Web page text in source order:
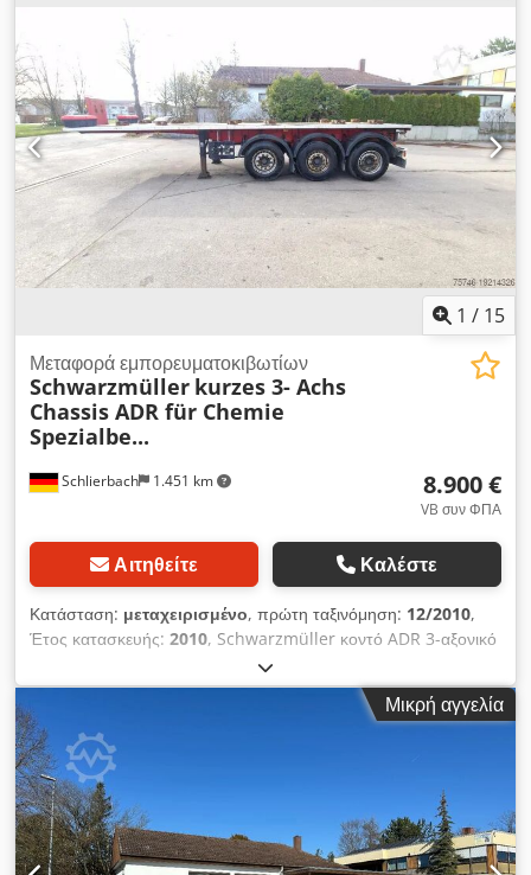
1 / 15
Schlierbach 1.451 km
Μεταφορά εμπορευματοκιβωτίων
Schwarzmüller kurzes 3- Achs
Chassis ADR für Chemie
Spezialbe...
8.900 €
VB συν ΦΠΑ
Αιτηθείτε Καλέστε
Κατάσταση: μεταχειρισμένο, πρώτη ταξινόμηση: 12/2010,
Έτος κατασκευής: 2010, Schwarzmüller κοντό ADR 3-αξονικό
σασί κοντέινερ για ειδικά δοχεία οξέων • ABS Dcedpfxowmn U
As Aayek • αεροανάρτηση • 3 x Mercedes - άξονες 9 τόνων •
Υδραυλική άξονα ανύψωσης (1ος άξονας) • Μηχανισμός
ανύψωσης/καθόδου • Ελαστικά: 385/55 R 22.5 • Βάρος χωρίς
φορτίο: 3.650 kg • Μέγιστο επιτρεπτό βάρος: 36.000 kg
(τεχνικά έως 39.000 kg) • Διαστάσεις: 8.200 x 2.550 mm -
γερμανικό ημιρυμουλκούμενο - TÜV / τεχνικός έλεγχος / ειδικός
έλεγχος κατόπιν αιτήματος και με επιπλέον κόστος: καινούργιο!
Επιφυλάξεις για τυχόν λάθη και ενδιάμεση πώληση!
Μικρή αγγελία